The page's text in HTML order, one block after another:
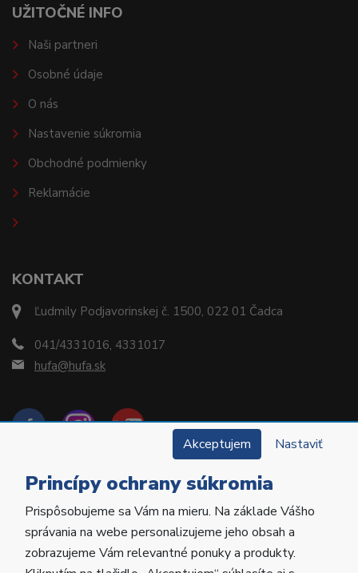
KONTAKT
Ľudmily Podjavorinskej č. 1500, 022 01 Čadca
041/4331016, 4331017
hufa@hufa.sk
UŽITOČNÉ INFO
Naši partneri
Osobné údaje
O nás
Nastavenie súkromia
Obchodné podmienky
Reklamácie
Copyright © 2022 Hu-Fa Dental a.s. Všetky práva
vyhradené.
Akceptujem Nastaviť
Princípy ochrany súkromia
Prispôsobujeme sa Vám na mieru. Na základe Vášho
správania na webe personalizujeme jeho obsah a
zobrazujeme Vám relevantné ponuky a produkty.